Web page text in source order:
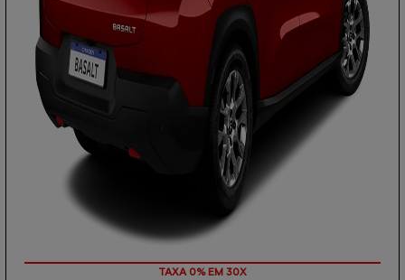
TAXA 0% EM 30X